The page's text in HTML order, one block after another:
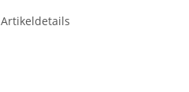
Artikeldetails